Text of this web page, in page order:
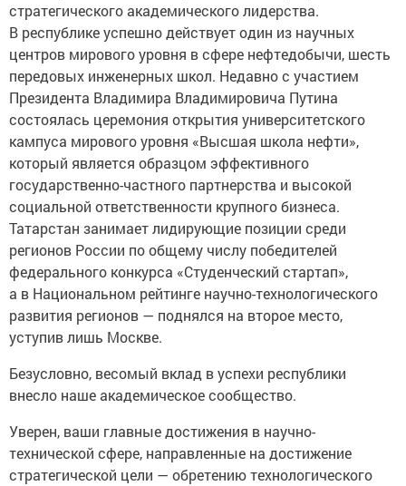
стратегического академического лидерства.
В республике успешно действует один из научных
центров мирового уровня в сфере нефтедобычи, шесть
передовых инженерных школ. Недавно с участием
Президента Владимира Владимировича Путина
состоялась церемония открытия университетского
кампуса мирового уровня «Высшая школа нефти»,
который является образцом эффективного
государственно-частного партнерства и высокой
социальной ответственности крупного бизнеса.
Татарстан занимает лидирующие позиции среди
регионов России по общему числу победителей
федерального конкурса «Студенческий стартап»,
а в Национальном рейтинге научно-технологического
развития регионов — поднялся на второе место,
уступив лишь Москве.
Безусловно, весомый вклад в успехи республики
внесло наше академическое сообщество.
Уверен, ваши главные достижения в научно-
технической сфере, направленные на достижение
стратегической цели — обретению технологического